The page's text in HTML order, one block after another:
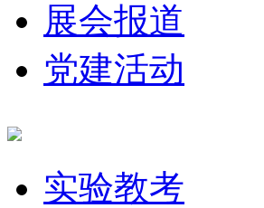
展会报道
党建活动
实验教考